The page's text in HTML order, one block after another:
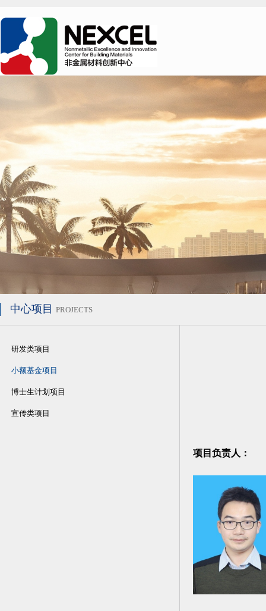
中心项目 PROJECTS
研发类项目
小额基金项目
博士生计划项目
宣传类项目
项目负责人：